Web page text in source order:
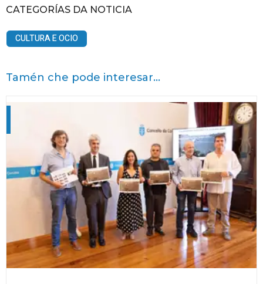
CATEGORÍAS DA NOTICIA
CULTURA E OCIO
Tamén che pode interesar...